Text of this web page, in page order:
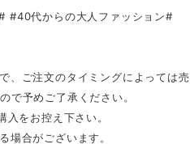
#40代からの大人ファッション#
ご注文のタイミングによっては
で予めご了承ください。
をお控え下さい。
場合がございます。